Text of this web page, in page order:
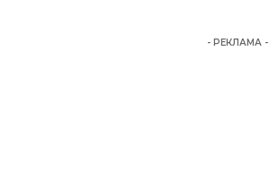
- РЕКЛАМА -